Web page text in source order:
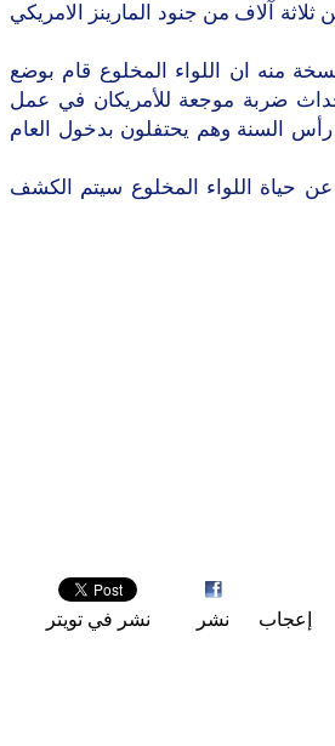
ثلاثة آلاف من جنود المارينز الامريكي
منه ان اللواء المخلوع قام بوضع
ضربة موجعة للأمريكان في عمل
رأس السنة وهم يحتفلون بدخول العام
حياة اللواء المخلوع سيتم الكشف
إعجاب نشر نشر في تويتر